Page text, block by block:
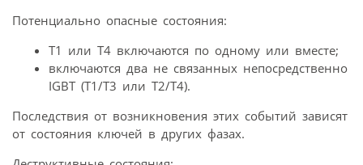
Потенциально опасные состояния:
Т1 или Т4 включаются по одному или вместе;
включаются два не связанных непосредственно
IGBT (Т1/Т3 или Т2/Т4).
Последствия от возникновения этих событий зависят
от состояния ключей в других фазах.